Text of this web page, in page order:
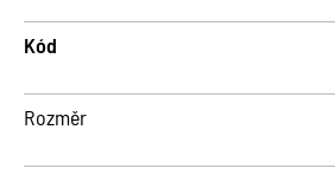
Kód
Rozměr